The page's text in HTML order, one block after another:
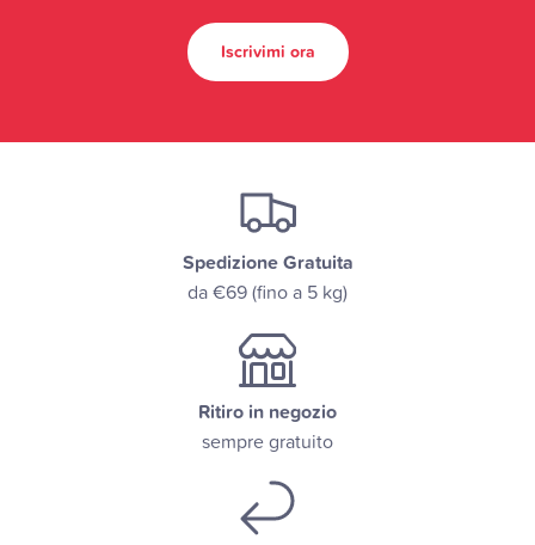
Iscrivimi ora
Spedizione Gratuita
da €69 (fino a 5 kg)
Ritiro in negozio
sempre gratuito